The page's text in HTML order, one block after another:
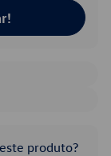
produto?